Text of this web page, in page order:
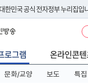
한민국 공식 전자정부 누리집입
확인하기
는 .kr등 다른 도메인 주소를 사
를 확인해 보세요
로그램 온라인콘
문화/교양 보도 특집